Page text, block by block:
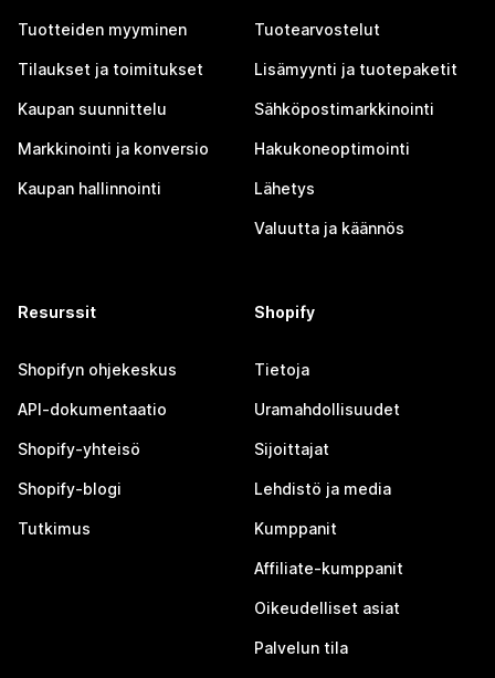
Tuotteiden myyminen
Tilaukset ja toimitukset
Kaupan suunnittelu
Markkinointi ja konversio
Kaupan hallinnointi
Tuotearvostelut
Lisämyynti ja tuotepaketit
Sähköpostimarkkinointi
Hakukoneoptimointi
Lähetys
Valuutta ja käännös
Resurssit
Shopifyn ohjekeskus
API-dokumentaatio
Shopify-yhteisö
Shopify-blogi
Tutkimus
Shopify
Tietoja
Uramahdollisuudet
Sijoittajat
Lehdistö ja media
Kumppanit
Affiliate-kumppanit
Oikeudelliset asiat
Palvelun tila